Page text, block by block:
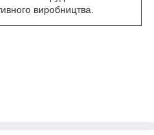
виробництва.